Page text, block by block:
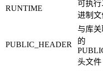
RUNTIME
可执行
进制文
PUBLIC_HEADER
与库
的
头文件